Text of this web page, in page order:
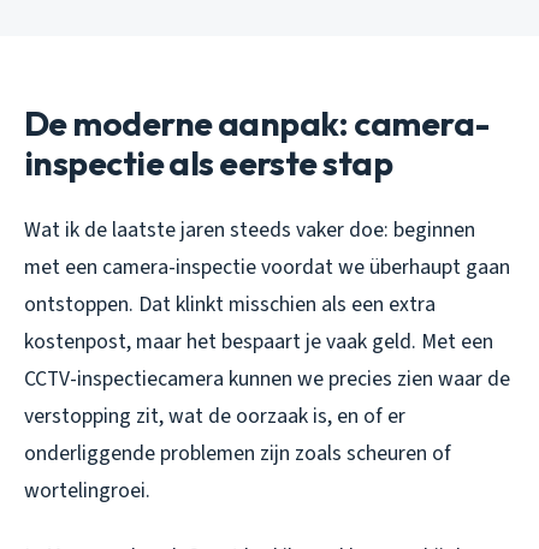
De moderne aanpak: camera-
inspectie als eerste stap
Wat ik de laatste jaren steeds vaker doe: beginnen
met een camera-inspectie voordat we überhaupt gaan
ontstoppen. Dat klinkt misschien als een extra
kostenpost, maar het bespaart je vaak geld. Met een
CCTV-inspectiecamera kunnen we precies zien waar de
verstopping zit, wat de oorzaak is, en of er
onderliggende problemen zijn zoals scheuren of
wortelingroei.